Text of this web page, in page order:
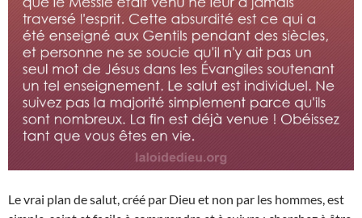
Le vrai plan de salut, créé par Dieu et non par les hommes, est